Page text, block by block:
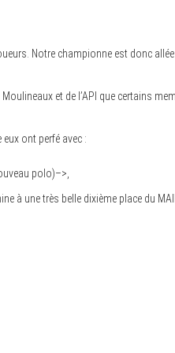
Notre championne est donc
et de l’API que certains
ont perfé avec :
polo)–>,
à une très belle dixième place du